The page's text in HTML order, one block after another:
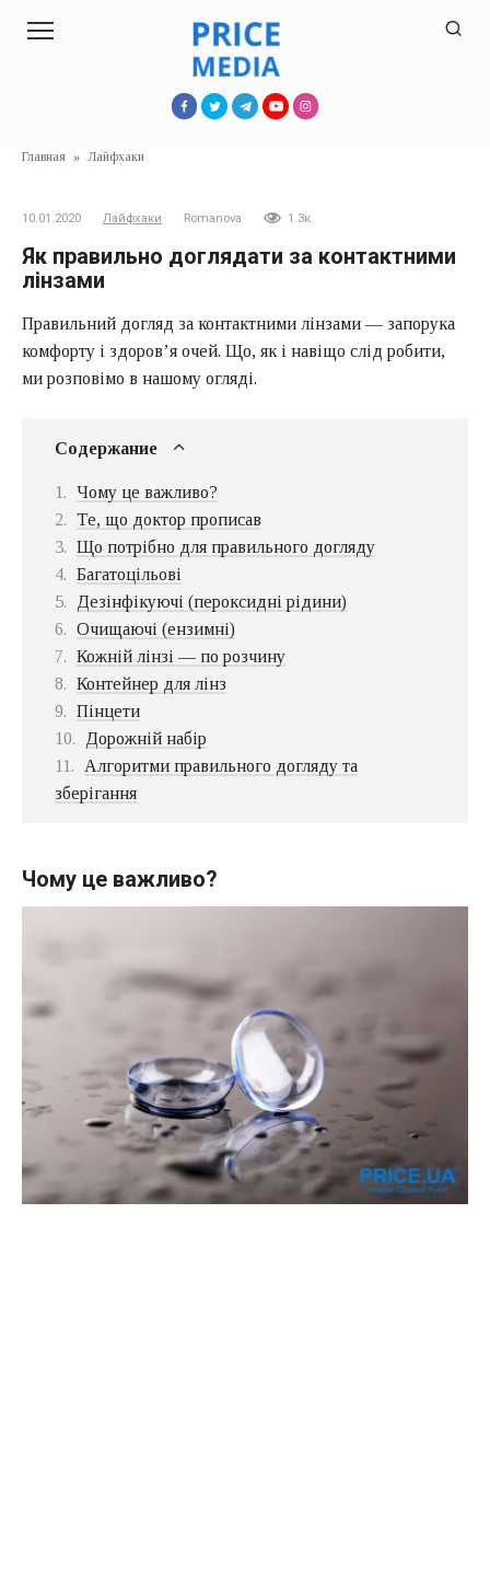
Главная » Лайфхаки
10.01.2020 Лайфхаки Romanova 1.3к.
Як правильно доглядати за контактними
лінзами
Правильний догляд за контактними лінзами — запорука
комфорту і здоров’я очей. Що, як і навіщо слід робити,
ми розповімо в нашому огляді.
Содержание
Чому це важливо?
Те, що доктор прописав
Що потрібно для правильного догляду
Багатоцільові
Дезінфікуючі (пероксидні рідини)
Очищаючі (ензимні)
Кожній лінзі — по розчину
Контейнер для лінз
Пінцети
Дорожній набір
Алгоритми правильного догляду та
зберігання
Чому це важливо?